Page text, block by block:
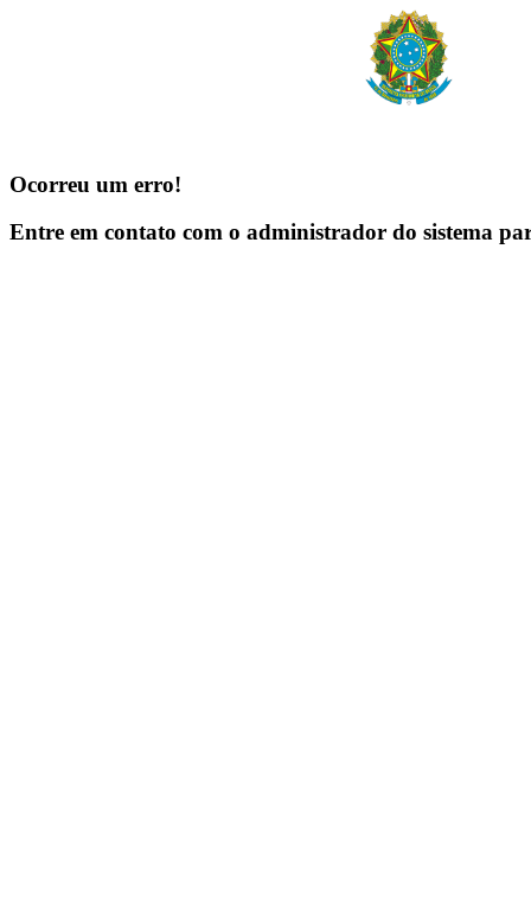
Ocorreu um erro!
Entre em contato com o administrador do sistema